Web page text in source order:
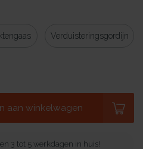
Verduisteringsgordijn
aan winkelwagen
3 tot 5 werkdagen in huis!